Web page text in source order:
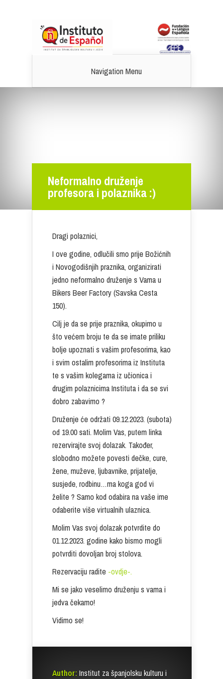
Navigation Menu
Neformalno druženje
profesora i polaznika :)
Dragi polaznici,
I ove godine, odlučili smo prije Božićnih
i Novogodišnjih praznika, organizirati
jedno neformalno druženje s Vama u
Bikers Beer Factory (Savska Cesta
150).
Cilj je da se prije praznika, okupimo u
što većem broju te da se imate priliku
bolje upoznati s vašim profesorima, kao
i svim ostalim profesorima iz Instituta
te s vašim kolegama iz učionica i
drugim polaznicima Instituta i da se svi
dobro zabavimo ?
Druženje će održati 09.12.2023. (subota)
od 19.00 sati. Molim Vas, putem linka
rezervirajte svoj dolazak. Također,
slobodno možete povesti dečke, cure,
žene, muževe, ljubavnike, prijatelje,
susjede, rodbinu…ma koga god vi
želite ? Samo kod odabira na vaše ime
odaberite više virtualnih ulaznica.
Molim Vas svoj dolazak potvrdite do
01.12.2023. godine kako bismo mogli
potvrditi dovoljan broj stolova.
Rezervaciju radite -ovdje-.
Mi se jako veselimo druženju s vama i
jedva čekamo!
Vidimo se!
Author: Institut za španjolsku kulturu i